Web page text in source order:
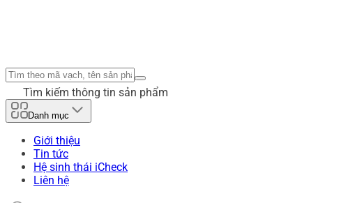
Tìm kiếm thông tin sản phẩm
Danh mục
Giới thiệu
Tin tức
Hệ sinh thái iCheck
Liên hệ